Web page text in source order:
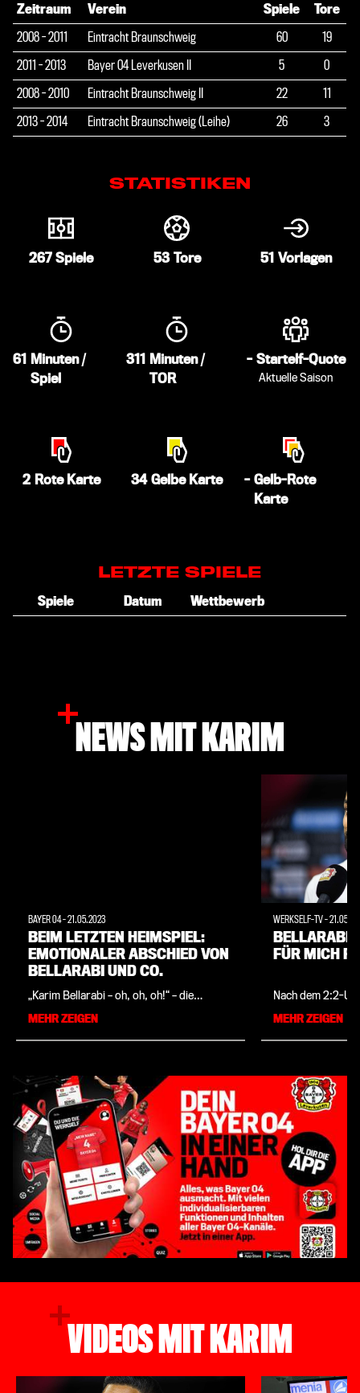
Zeitraum Verein Spiele
Tore
2008 - 2011
Eintracht Braunschweig 60
19
2011 - 2013
Bayer 04 Leverkusen II 5
0
2008 - 2010
Eintracht Braunschweig II 22
11
2013 - 2014
Eintracht Braunschweig (Leihe) 26 3
STATISTIKEN
267 Spiele 53 Tore 51 Vorlagen
61
Minuten /
Spiel
311
Minuten /
TOR
- Startelf-Quote
Aktuelle Saison
2 Rote Karte 34 Gelbe Karte - Gelb-Rote
Karte
LETZTE SPIELE
Spiele Datum Wettbewerb
NEWS MIT KARIM
BAYER 04-21.05.2023
BEIM LETZTEN HEIMSPIEL:
EMOTIONALER ABSCHIED VON
BELLARABI UND CO.
„Karim Bellarabi – oh, oh, oh!“ – die
Heimspiel der Saison 2022/23 gehörten
ebenso wie vier weitere Leverkusener
gebührend verabschiedet, nachdem er
wenige Tage zuvor das Ende seiner
Karriere in Deutschland verkündet hatte.
Zwölf Jahre bei der Werkself, fast 300
Pflichtspiele und ein Platz in der Top-15
der Bayer 04-Rekordspieler sprechen bei
einem Blick auf Bellarabis Zeit in Schwarz-
Rot für sich. Dementsprechend emotional
wurde es vor allem im Anschluss an die
Partie…
MEHR ZEIGEN
WERKSELF-TV-
BELLARABI:
FÜR MICH
Nach dem 2:2-
33. Spieltag der
MEHR ZEIGEN
VIDEOS MIT KARIM